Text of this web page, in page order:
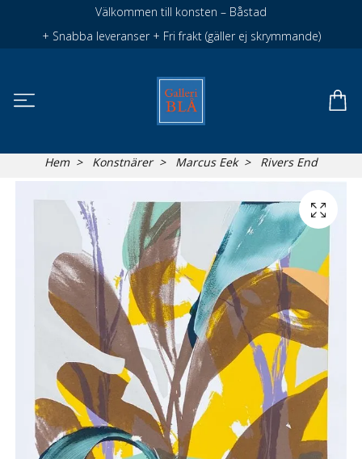
Välkommen till konsten – Båstad
+ Snabba leveranser + Fri frakt (gäller ej skrymmande)
Hem Konstnärer Marcus Eek Rivers End